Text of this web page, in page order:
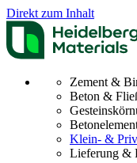
Direkt zum Inhalt
Zement &
Beton &
Klein- &
Lieferung &